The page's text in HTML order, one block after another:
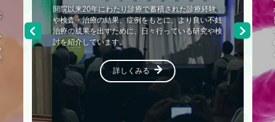
から、「反復体外受精・胚移植（ART）不成功例、
習慣流産例（反復流産を含む）、染色体構造異常例
を対象とした着床前胚染色体異数性検査（PGT-A）
の有用性に関する多施設共同研究」の研究分担施設
として承認を受けています。
詳しくみる